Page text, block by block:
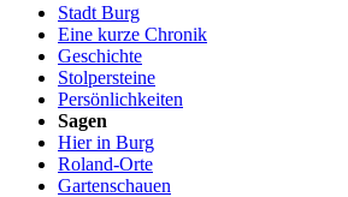
Stadt Burg
Eine kurze Chronik
Geschichte
Stolpersteine
Persönlichkeiten
Sagen
Hier in Burg
Roland-Orte
Gartenschauen